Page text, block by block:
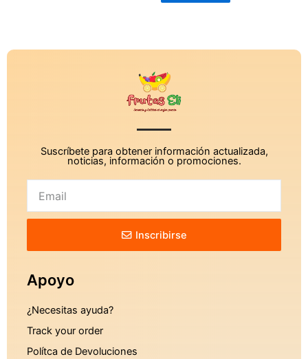
Suscríbete para obtener información actualizada,
noticias, información o promociones.
Inscribirse
Apoyo
¿Necesitas ayuda?
Track your order
Polítca de Devoluciones